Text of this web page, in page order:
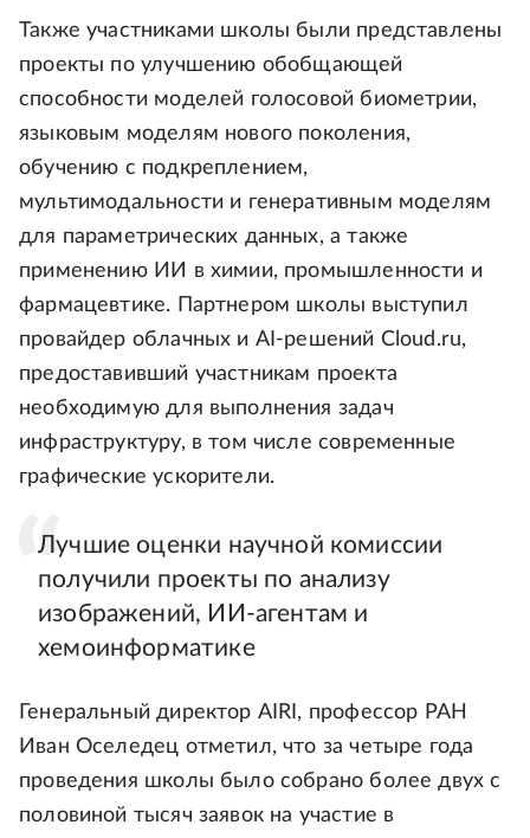
Также участниками школы были представлены
проекты по улучшению обобщающей
способности моделей голосовой биометрии,
языковым моделям нового поколения,
обучению с подкреплением,
мультимодальности и генеративным моделям
для параметрических данных, а также
применению ИИ в химии, промышленности и
фармацевтике. Партнером школы выступил
провайдер облачных и AI-решений Cloud.ru,
предоставивший участникам проекта
необходимую для выполнения задач
инфраструктуру, в том числе современные
графические ускорители.
Лучшие оценки научной комиссии
получили проекты по анализу
изображений, ИИ-агентам и
хемоинформатике
Генеральный директор AIRI, профессор РАН
Иван Оселедец отметил, что за четыре года
проведения школы было собрано более двух с
половиной тысяч заявок на участие в